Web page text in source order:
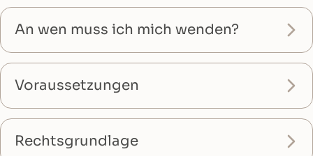
An wen muss ich mich wenden?
Voraussetzungen
Rechtsgrundlage